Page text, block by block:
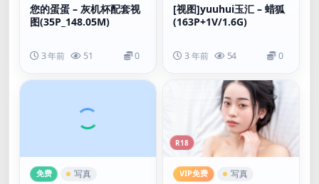
您的蛋蛋 – 灰机杯配套视
图(35P_148.05M)
3 年前 51 0
[视图]yuuhui玉汇 – 蜡狐
(163P+1V/1.6G)
3 年前 54 0
免费 写真
R18
VIP免费 写真